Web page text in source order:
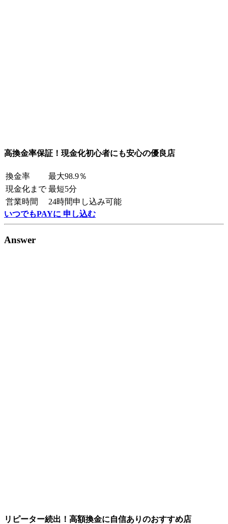
高換金率保証！現金化初心者にも安心の優良店
換金率
最大98.9％
現金化まで 最短5分
営業時間
24時間申し込み可能
いつでもPAYに 申し込む
Answer
リピーター続出！高額換金に自信ありのおすすめ店